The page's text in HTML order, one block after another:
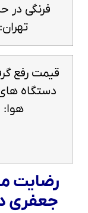
فرنگی در
تهران:
قیمت رفع
دستگاه
هوا:
رضایت
جعفری